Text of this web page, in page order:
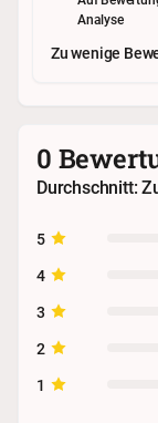
Analyse
Zu wenige
0
Durchschnitt:
5
4
3
2
1